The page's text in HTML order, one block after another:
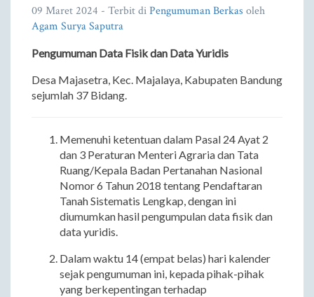
09 Maret 2024 - Terbit diPengumuman Berkas oleh
Agam Surya Saputra
Pengumuman Data Fisik dan Data Yuridis
Desa Majasetra, Kec. Majalaya, Kabupaten Bandung
sejumlah 37 Bidang.
Memenuhi ketentuan dalam Pasal 24 Ayat 2
dan 3 Peraturan Menteri Agraria dan Tata
Ruang/Kepala Badan Pertanahan Nasional
Nomor 6 Tahun 2018 tentang Pendaftaran
Tanah Sistematis Lengkap, dengan ini
diumumkan hasil pengumpulan data fisik dan
data yuridis.
Dalam waktu 14 (empat belas) hari kalender
sejak pengumuman ini, kepada pihak-pihak
yang berkepentingan terhadap